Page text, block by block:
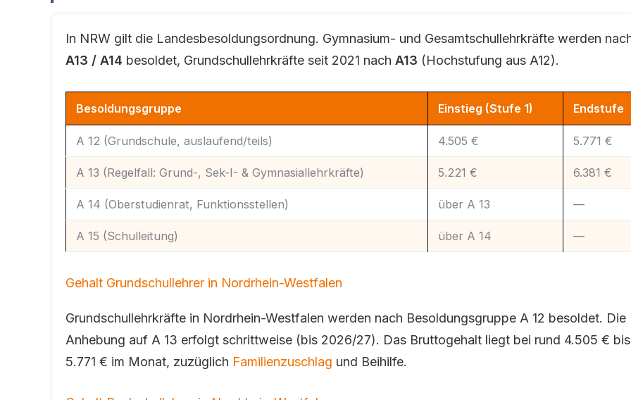
In NRW gilt die Landesbesoldungsordnung. Gymnasium- und Gesamtschullehrkräfte werden
A13 / A14 besoldet, Grundschullehrkräfte seit 2021 nach A13 (Hochstufung aus A12).
Besoldungsgruppe Einstieg (Stufe 1) Endstufe
A 12 (Grundschule, auslaufend/teils) 4.505 € 5.771 €
A 13 (Regelfall: Grund-, Sek-I- & Gymnasiallehrkräfte) 5.221 € 6.381 €
A 14 (Oberstudienrat, Funktionsstellen) über A 13 —
A 15 (Schulleitung) über A 14 —
Gehalt Grundschullehrer in Nordrhein-Westfalen
Grundschullehrkräfte in Nordrhein-Westfalen werden nach Besoldungsgruppe A 12 besoldet. Die
Anhebung auf A 13 erfolgt schrittweise (bis 2026/27). Das Bruttogehalt liegt bei rund 4.505 € bis
5.771 € im Monat, zuzüglich Familienzuschlag und Beihilfe.